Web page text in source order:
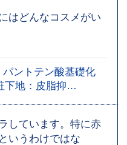
はどんなコスメがい
ントテン酸基礎化
下地：皮脂抑…
しています。特に赤
いうわけではな